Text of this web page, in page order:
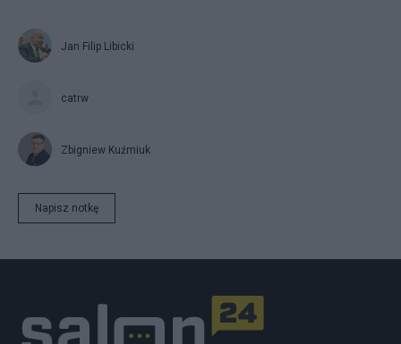
Jan Filip Libicki
catrw
Zbigniew Kuźmiuk
Napisz notkę